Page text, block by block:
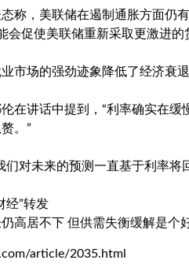
称，美联储在遏制通胀方面仍
会促使美联储重新采取更激进的
市场的强劲迹象降低了经济衰
在讲话中提到，“利率确实在
。”
们对未来的预测一直基于利率将
经”转发
高居不下 但供需失衡缓解是个
article/2035.html